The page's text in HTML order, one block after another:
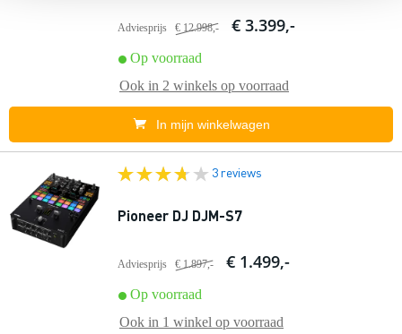
Adviesprijs € 12.998,- € 3.399,-
Op voorraad
Ook in 2 winkels op voorraad
In mijn winkelwagen
3 reviews
Pioneer DJ DJM-S7
Adviesprijs € 1.897,- € 1.499,-
Op voorraad
Ook in 1 winkel op voorraad